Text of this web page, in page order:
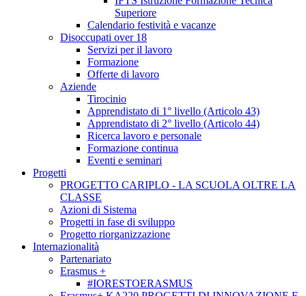
Superiore
Calendario festività e vacanze
Disoccupati over 18
Servizi per il lavoro
Formazione
Offerte di lavoro
Aziende
Tirocinio
Apprendistato di 1° livello (Articolo 43)
Apprendistato di 2° livello (Articolo 44)
Ricerca lavoro e personale
Formazione continua
Eventi e seminari
Progetti
PROGETTO CARIPLO - LA SCUOLA OLTRE LA
CLASSE
Azioni di Sistema
Progetti in fase di sviluppo
Progetto riorganizzazione
Internazionalità
Partenariato
Erasmus +
#IORESTOERASMUS